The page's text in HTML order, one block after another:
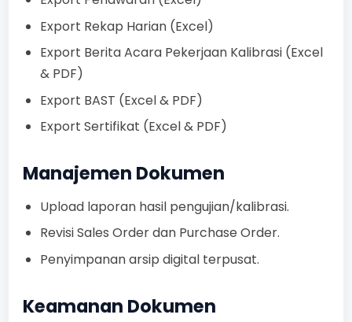
Export Rekap Harian (Excel)
Export Berita Acara Pekerjaan Kalibrasi (Excel
& PDF)
Export BAST (Excel & PDF)
Export Sertifikat (Excel & PDF)
Manajemen Dokumen
Upload laporan hasil pengujian/kalibrasi.
Revisi Sales Order dan Purchase Order.
Penyimpanan arsip digital terpusat.
Keamanan Dokumen